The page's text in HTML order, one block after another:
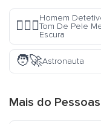
🕵🏾‍♂️
Homem
Tom De Pele
Escura
🧑‍🚀Astronauta
Mais do